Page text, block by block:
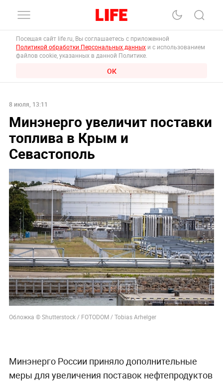
Посещая сайт life.ru, Вы соглашаетесь с приложенной
Политикой обработки Персональных данных и с использованием
файлов cookie, указанных в данной Политике.
ОК
8 июля, 13:11
Минэнерго увеличит поставки
топлива в Крым и
Севастополь
Обложка © Shutterstock / FOTODOM / Tobias Arhelger
Минэнерго России приняло дополнительные
меры для увеличения поставок нефтепродуктов